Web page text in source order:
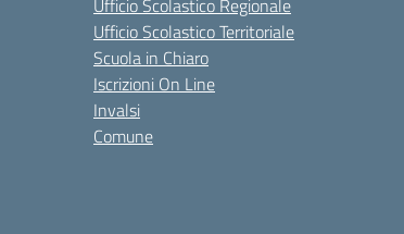
Ufficio Scolastico Regionale
Ufficio Scolastico Territoriale
Scuola in Chiaro
Iscrizioni On Line
Invalsi
Comune